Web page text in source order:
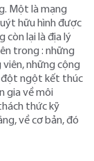
Một là mạng
hữu hình được
còn lại là địa lý
trong : những
những cộng
đột ngột kết thúc
gia về môi
thức kỹ
về cơ bản, đó